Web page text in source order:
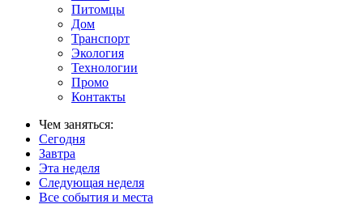
Питомцы
Дом
Транспорт
Экология
Технологии
Промо
Контакты
Чем заняться:
Сегодня
Завтра
Эта неделя
Следующая неделя
Все события и места